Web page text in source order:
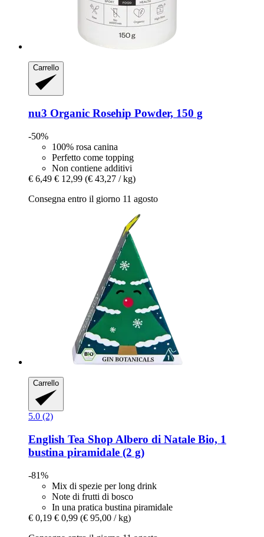
Carrello
nu3 Organic Rosehip Powder, 150 g
-50%
100% rosa canina
Perfetto come topping
Non contiene additivi
€ 6,49 € 12,99 (€ 43,27 / kg)
Consegna entro il giorno 11 agosto
Carrello
5.0 (2)
English Tea Shop Albero di Natale Bio, 1
bustina piramidale (2 g)
-81%
Mix di spezie per long drink
Note di frutti di bosco
In una pratica bustina piramidale
€ 0,19 € 0,99 (€ 95,00 / kg)